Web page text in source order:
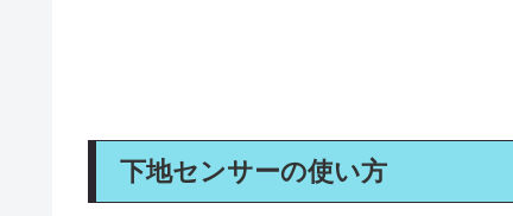
下地センサーの使い方